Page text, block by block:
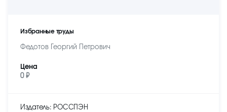
Избранные труды
Федотов Георгий Петрович
Цена
0 ₽
Издатель: РОССПЭН